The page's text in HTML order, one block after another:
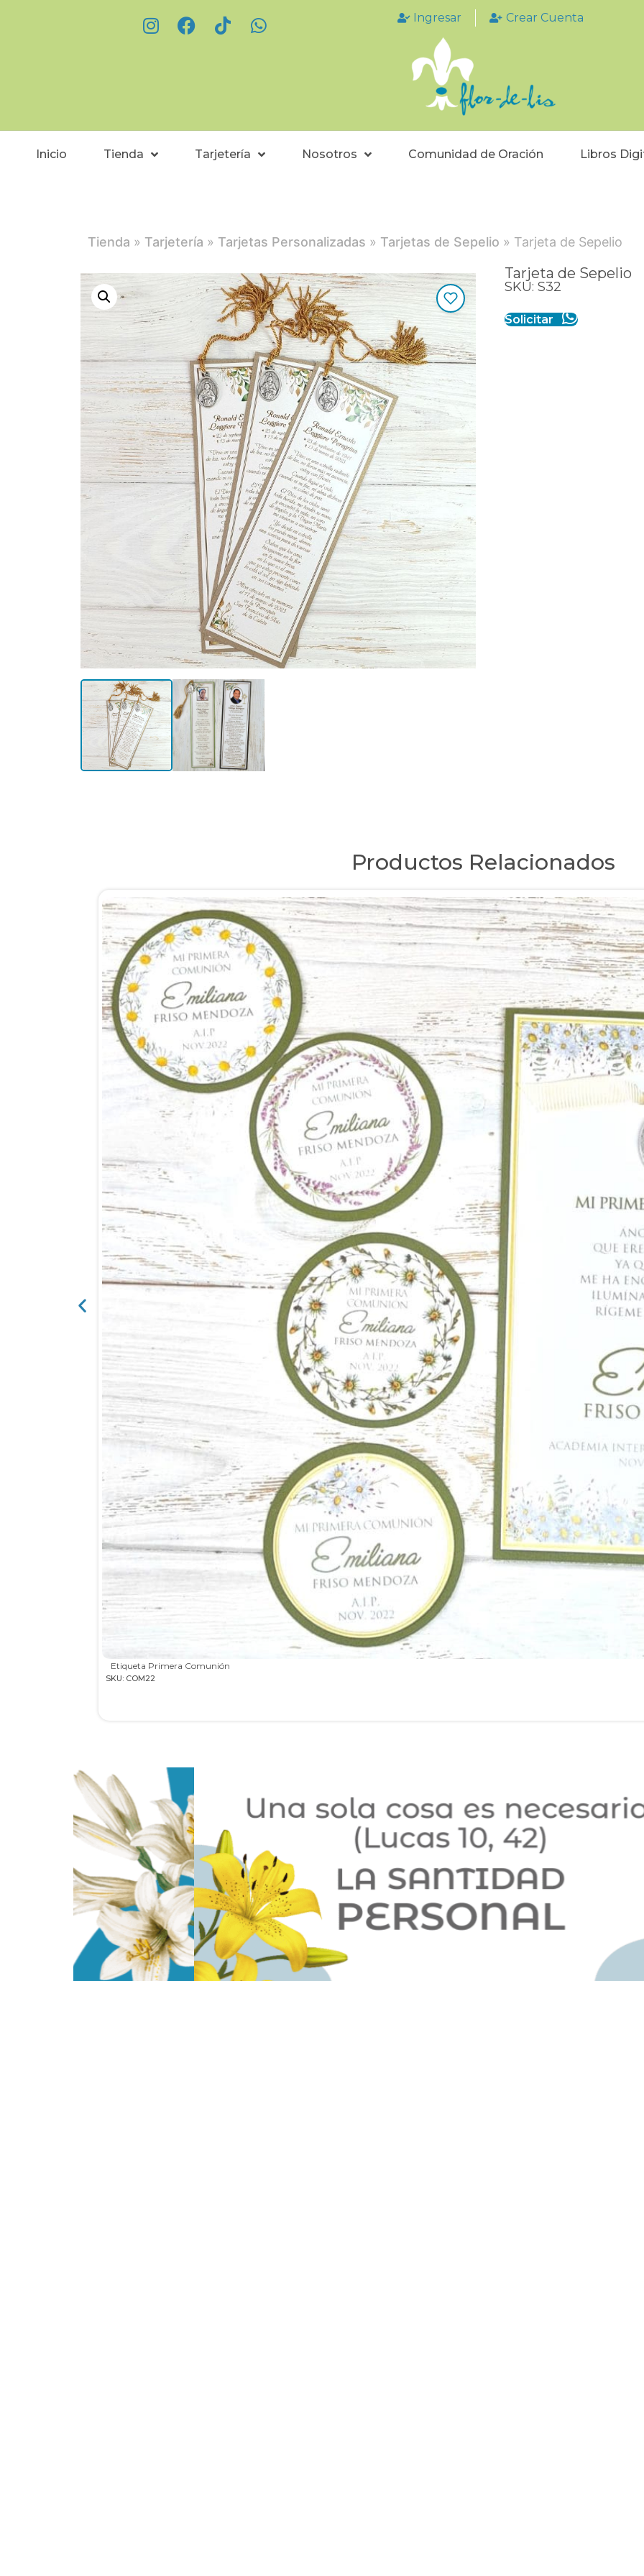
Ingresar Crear Cuenta
Inicio Tienda Tarjetería Nosotros Comunidad de Oración Libros
Tienda » Tarjetería » Tarjetas Personalizadas » Tarjetas de Sepelio » Tarjeta de Sepelio
Tarjeta de Sepelio
SKU: S32
Solicitar
Productos Relacionados
Etiqueta Primera Comunión
SKU: COM22